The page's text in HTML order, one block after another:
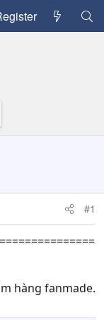
#1
hàng fanmade.